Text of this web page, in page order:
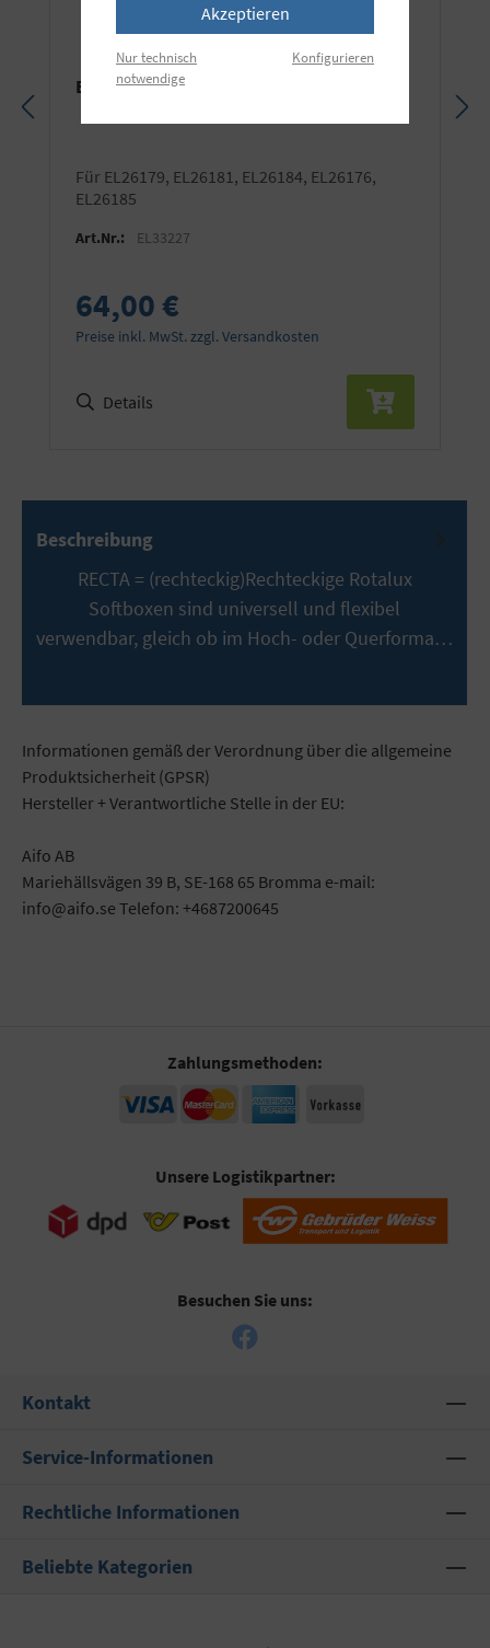
Elinchrom Rotalux Transporttasche lang
für EL26179, EL26181, EL26184, EL26176,
EL26185
Art.Nr.: EL33227
64,00 €
Preise inkl. MwSt. zzgl. Versandkosten
Details
Beschreibung
RECTA = (rechteckig)Rechteckige Rotalux
Softboxen sind universell und flexibel
verwendbar, gleich ob im Hoch- oder Querforma…
Informationen gemäß der Verordnung über die allgemeine
Produktsicherheit (GPSR)
Hersteller + Verantwortliche Stelle in der EU:
Aifo AB
Mariehällsvägen 39 B, SE-168 65 Bromma e-mail:
info@aifo.se Telefon: +4687200645
Zahlungsmethoden:
Unsere Logistikpartner:
Besuchen Sie uns:
Kontakt
Service-Informationen
Rechtliche Informationen
Beliebte Kategorien
Akzeptieren
Nur technisch
notwendige
Konfigurieren